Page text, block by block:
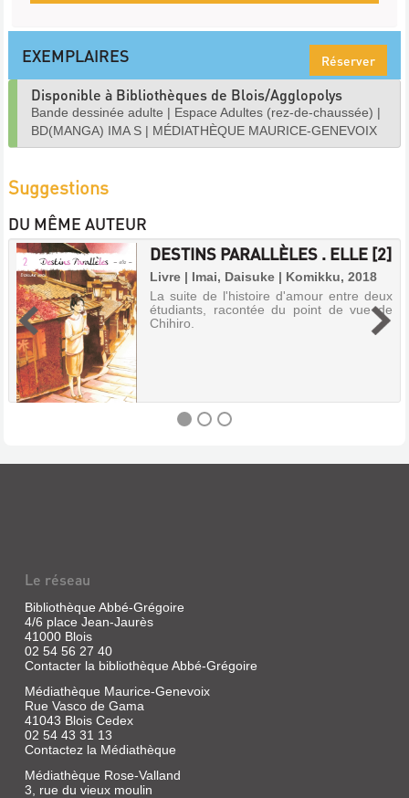
EXEMPLAIRES Réserver
Disponible à Bibliothèques de Blois/Agglopolys
Bande dessinée adulte | Espace Adultes (rez-de-chaussée) |
BD(MANGA) IMA S | MÉDIATHÈQUE MAURICE-GENEVOIX
Suggestions
DU MÊME AUTEUR
DESTINS PARALLÈLES . ELLE [2]
Livre | Imai, Daisuke | Komikku, 2018
La suite de l'histoire d'amour entre deux
étudiants, racontée du point de vue de
Chihiro.
Livre
Imai,
Daisuke
Komikku,
2018
La
suite
de
l'histoire
entre
deux
Le réseau
Bibliothèque Abbé-Grégoire
4/6 place Jean-Jaurès
41000 Blois
02 54 56 27 40
Contacter la bibliothèque Abbé-Grégoire
Médiathèque Maurice-Genevoix
Rue Vasco de Gama
41043 Blois Cedex
02 54 43 31 13
Contactez la Médiathèque
Médiathèque Rose-Valland
3, rue du vieux moulin